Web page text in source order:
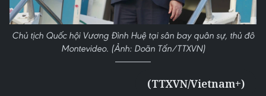
Chủ tịch Quốc hội Vương Đình Huệ tại sân bay quân sự, thủ đô
Montevideo. (Ảnh: Doãn Tấn/TTXVN)
(TTXVN/Vietnam+)